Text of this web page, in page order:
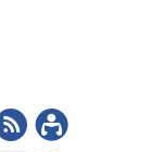
RSS